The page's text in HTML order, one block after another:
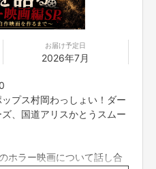
お届け予定日
2026年7月
プス村岡わっしょい！ダー
、国道アリスかとうスムー
ホラー映画について話し合